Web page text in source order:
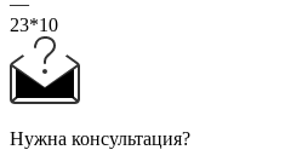
23*10
Нужна консультация?